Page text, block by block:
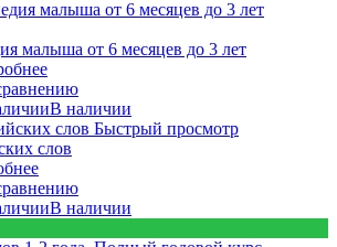
малыша от 6 месяцев до 3 лет
В наличии
Быстрый просмотр
слов
В наличии